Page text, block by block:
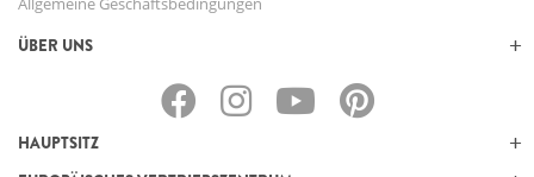
ÜBER UNS
HAUPTSITZ